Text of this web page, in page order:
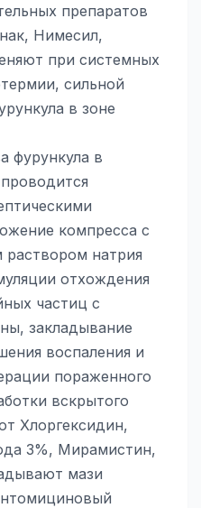
препаратов
Нимесил,
при системных
сильной
в зоне
фурункула в
компресса с
раствором натрия
отхождения
частиц с
закладывание
воспаления и
пораженного
вскрытого
Хлоргексидин,
3%, Мирамистин,
мази